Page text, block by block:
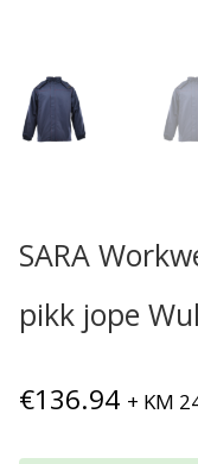
SARA
pikk jope
€136.94 + KM